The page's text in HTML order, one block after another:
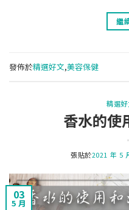
繼
發佈於精選好文,美容保健
精選
香水的使
張貼於2021 年 5
03
5 月